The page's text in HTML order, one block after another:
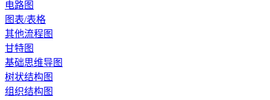
电路图
图表/表格
其他流程图
甘特图
基础思维导图
树状结构图
组织结构图